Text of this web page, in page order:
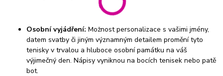
Osobní vyjádření: Možnost personalizace s vašimi jmény,
datem svatby či jiným významným detailem promění tyto
tenisky v trvalou a hluboce osobní památku na váš
výjimečný den. Nápisy vyniknou na bocích tenisek nebo patě
bot.